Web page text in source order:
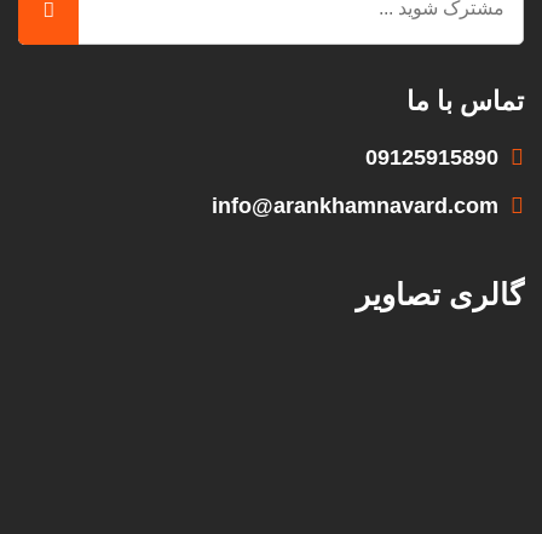
تماس با ما
09125915890
info@arankhamnavard.com
گالری تصاویر